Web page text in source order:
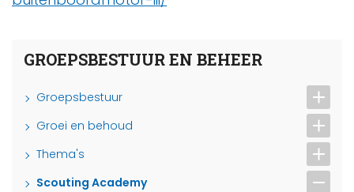
GROEPSBESTUUR EN BEHEER
Groepsbestuur
Groei en behoud
Thema's
Scouting Academy